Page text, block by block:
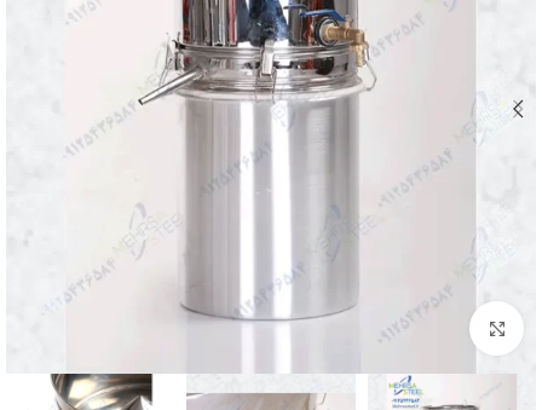
برای بزرگنمایی کلیک کنید